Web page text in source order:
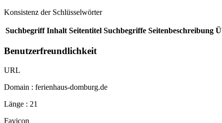
Konsistenz der Schlüsselwörter
Suchbegriff Inhalt Seitentitel Suchbegriffe Seitenbeschreibung
Benutzerfreundlichkeit
URL
Domain : ferienhaus-domburg.de
Länge : 21
Favicon